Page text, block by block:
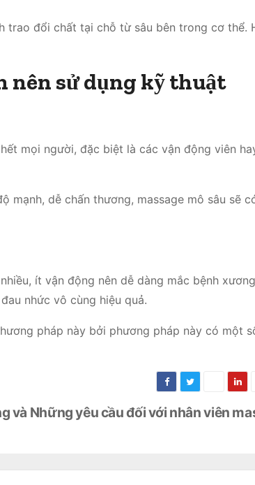
trao đổi chất tại chỗ từ sâu bên trong cơ thể.
nên sử dụng kỹ thuật
mọi người, đặc biệt là các vận động viên
mạnh, dễ chấn thương, massage mô sâu sẽ
ít vận động nên dễ dàng mắc bệnh
nhức vô cùng hiệu quả.
pháp này bởi phương pháp này có một
và Những yêu cầu đối với nhân viên